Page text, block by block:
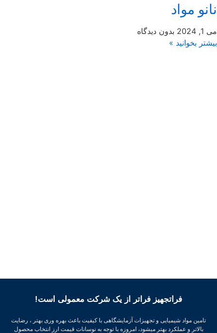
نانو مواد
می 1, 2024
بدون دیدگاه
بیشتر بخوانید »
فراتجهیز فراتر از یک شرکت معمولی است!
تامین مواد شیمیایی و تجهیزات آزمایشگاهی با کیفیت باعث بهره وری بهتر ، رضایت
بالاتر و عملکرد بهتر میشود، امروزه با توجه به نوسانات قیمت ارز انتخاب محصول